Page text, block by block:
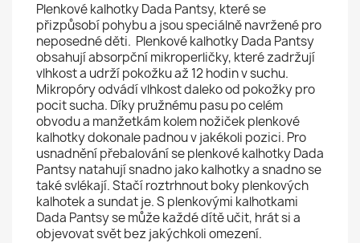
Plenkové kalhotky Dada Pantsy, které se
přizpůsobí pohybu a jsou speciálně navržené pro
neposedné děti. Plenkové kalhotky Dada Pantsy
obsahují absorpční mikroperličky, které zadržují
vlhkost a udrží pokožku až 12 hodin v suchu.
Mikropóry odvádí vlhkost daleko od pokožky pro
pocit sucha. Díky pružnémupasu po celém
obvodu a manžetkám kolem nožiček plenkové
kalhotky dokonale padnou v jakékoli pozici. Pro
usnadnění přebalování se plenkové kalhotky Dada
Pantsy natahují snadno jako kalhotky a snadno se
také svlékají. Stačí roztrhnout boky plenkových
kalhotek a sundat je. S plenkovými kalhotkami
Dada Pantsy se může každé dítě učit, hrát si a
objevovat svět bez jakýchkoli omezení.